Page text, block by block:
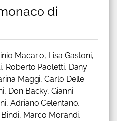
di
Macario, Lisa Gastoni,
Roberto Paoletti, Dany
Maggi, Carlo Delle
Don Backy, Gianni
Adriano Celentano,
Marco Morandi,